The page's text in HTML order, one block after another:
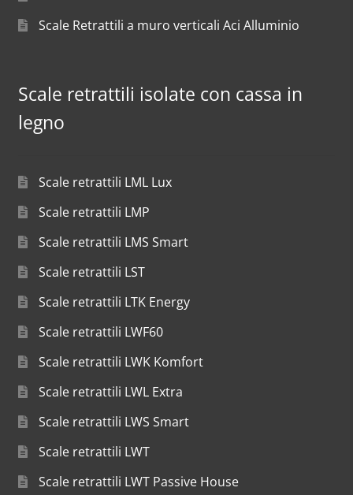
Scale Retrattili a muro verticali Aci Alluminio
Scale retrattili isolate con cassa in
legno
Scale retrattili LML Lux
Scale retrattili LMP
Scale retrattili LMS Smart
Scale retrattili LST
Scale retrattili LTK Energy
Scale retrattili LWF60
Scale retrattili LWK Komfort
Scale retrattili LWL Extra
Scale retrattili LWS Smart
Scale retrattili LWT
Scale retrattili LWT Passive House